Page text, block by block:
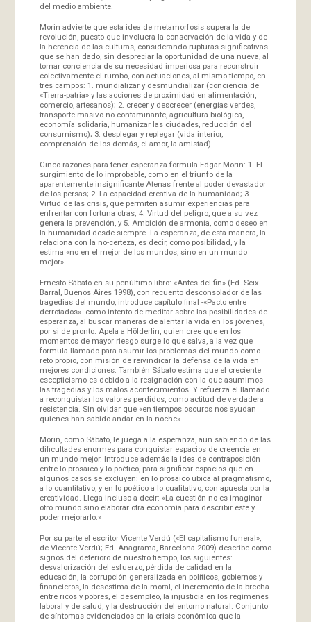
del medio ambiente.
Morin advierte que esta idea de metamorfosis supera la de
revolución, puesto que involucra la conservación de la vida y de
la herencia de las culturas, considerando rupturas significativas
que se han dado, sin despreciar la oportunidad de una nueva, al
tomar conciencia de su necesidad imperiosa para reconstruir
colectivamente el rumbo, con actuaciones, al mismo tiempo, en
tres campos: 1. mundializar y desmundializar (conciencia de
«Tierra-patria» y las acciones de proximidad en alimentación,
comercio, artesanos); 2. crecer y descrecer (energías verdes,
transporte masivo no contaminante, agricultura biológica,
economía solidaria, humanizar las ciudades, reducción del
consumismo); 3. desplegar y replegar (vida interior,
comprensión de los demás, el amor, la amistad).
Cinco razones para tener esperanza formula Edgar Morin: 1. El
surgimiento de lo improbable, como en el triunfo de la
aparentemente insignificante Atenas frente al poder devastador
de los persas; 2. La capacidad creativa de la humanidad; 3.
Virtud de las crisis, que permiten asumir experiencias para
enfrentar con fortuna otras; 4. Virtud del peligro, que a su vez
genera la prevención, y 5. Ambición de armonía, como deseo en
la humanidad desde siempre. La esperanza, de esta manera, la
relaciona con la no-certeza, es decir, como posibilidad, y la
estima «no en el mejor de los mundos, sino en un mundo
mejor».
Ernesto Sábato en su penúltimo libro: «Antes del fin» (Ed. Seix
Barral, Buenos Aires 1998), con recuento desconsolador de las
tragedias del mundo, introduce capítulo final -«Pacto entre
derrotados»- como intento de meditar sobre las posibilidades de
esperanza, al buscar maneras de alentar la vida en los jóvenes,
por si de pronto. Apela a Hölderlin, quien cree que en los
momentos de mayor riesgo surge lo que salva, a la vez que
formula llamado para asumir los problemas del mundo como
reto propio, con misión de reivindicar la defensa de la vida en
mejores condiciones. También Sábato estima que el creciente
escepticismo es debido a la resignación con la que asumimos
las tragedias y los malos acontecimientos. Y refuerza el llamado
a reconquistar los valores perdidos, como actitud de verdadera
resistencia. Sin olvidar que «en tiempos oscuros nos ayudan
quienes han sabido andar en la noche».
Morin, como Sábato, le juega a la esperanza, aun sabiendo de las
dificultades enormes para conquistar espacios de creencia en
un mundo mejor. Introduce además la idea de contraposición
entre lo prosaico y lo poético, para significar espacios que en
algunos casos se excluyen: en lo prosaico ubica al pragmatismo,
a lo cuantitativo, y en lo poético a lo cualitativo, con apuesta por la
creatividad. Llega incluso a decir: «La cuestión no es imaginar
otro mundo sino elaborar otra economía para describir este y
poder mejorarlo.»
Por su parte el escritor Vicente Verdú («El capitalismo funeral»,
de Vicente Verdú; Ed. Anagrama, Barcelona 2009) describe como
signos del deterioro de nuestro tiempo, los siguientes:
desvalorización del esfuerzo, pérdida de calidad en la
educación, la corrupción generalizada en políticos, gobiernos y
financieros, la desestima de la moral, el incremento de la brecha
entre ricos y pobres, el desempleo, la injusticia en los regímenes
laboral y de salud, y la destrucción del entorno natural. Conjunto
de síntomas evidenciados en la crisis económica que la